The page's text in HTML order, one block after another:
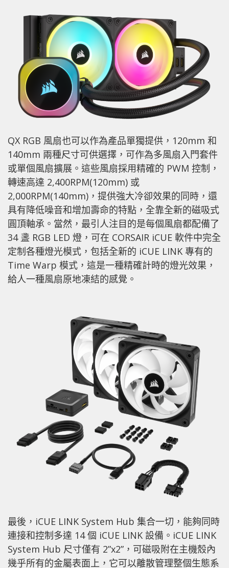
QX RGB 風扇也可以作為產品單獨提供，120mm 和
140mm 兩種尺寸可供選擇，可作為多風扇入門套件
或單個風扇擴展。這些風扇採用精確的 PWM 控制，
轉速高達 2,400RPM(120mm) 或
2,000RPM(140mm)，提供強大冷卻效果的同時，還
具有降低噪音和增加壽命的特點，全靠全新的磁吸式
圓頂軸承。當然，最引人注目的是每個風扇都配備了
34 盞 RGB LED 燈，可在 CORSAIR iCUE 軟件中完全
定制各種燈光模式，包括全新的 iCUE LINK 專有的
Time Warp 模式，這是一種精確計時的燈光效果，
給人一種風扇原地凍結的感覺。
最後，iCUE LINK System Hub 集合一切，能夠同時
連接和控制多達 14 個 iCUE LINK 設備。iCUE LINK
System Hub 尺寸僅有 2”x2”，可磁吸附在主機殼內
幾乎所有的金屬表面上，它可以離散管理整個生態系